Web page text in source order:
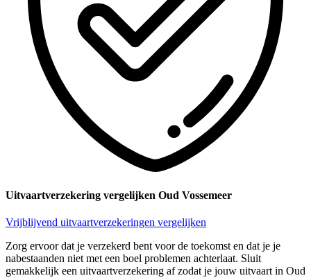
Uitvaartverzekering vergelijken Oud Vossemeer
Vrijblijvend uitvaartverzekeringen vergelijken
Zorg ervoor dat je verzekerd bent voor de toekomst en dat je je
nabestaanden niet met een boel problemen achterlaat. Sluit
gemakkelijk een uitvaartverzekering af zodat je jouw uitvaart in Oud